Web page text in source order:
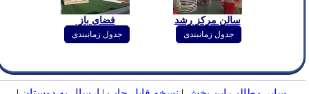
سالن مرکز رشد فضای باز
جدول زمانبندی جدول زمانبندی